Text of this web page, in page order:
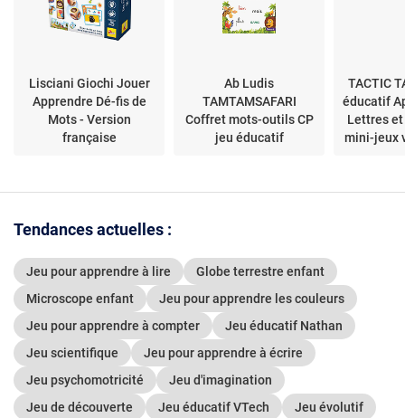
Lisciani Giochi Jouer
Apprendre Dé-fis de
Mots - Version
française
Ab Ludis
TAMTAMSAFARI
Coffret mots-outils CP
jeu éducatif
TACTIC
éducatif
Lettres
mini-jeux
Tendances actuelles :
Jeu pour apprendre à lire
Globe terrestre enfant
Microscope enfant
Jeu pour apprendre les couleurs
Jeu pour apprendre à compter
Jeu éducatif Nathan
Jeu scientifique
Jeu pour apprendre à écrire
Jeu psychomotricité
Jeu d'imagination
Jeu de découverte
Jeu éducatif VTech
Jeu évolutif